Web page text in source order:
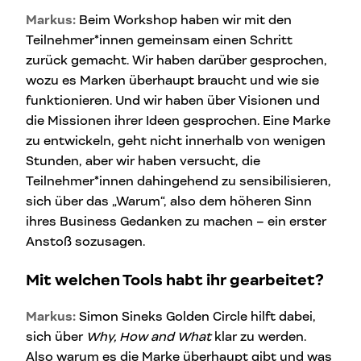
Markus: Beim Workshop haben wir mit den
Teilnehmer*innen gemeinsam einen Schritt
zurück gemacht. Wir haben darüber gesprochen,
wozu es Marken überhaupt braucht und wie sie
funktionieren. Und wir haben über Visionen und
die Missionen ihrer Ideen gesprochen. Eine Marke
zu entwickeln, geht nicht innerhalb von wenigen
Stunden, aber wir haben versucht, die
Teilnehmer*innen dahingehend zu sensibilisieren,
sich über das „Warum“, also dem höheren Sinn
ihres Business Gedanken zu machen – ein erster
Anstoß sozusagen.
Mit welchen Tools habt ihr gearbeitet?
Markus: Simon Sineks Golden Circle hilft dabei,
sich über Why, How and Whatklar zu werden.
Also warum es die Marke überhaupt gibt und was